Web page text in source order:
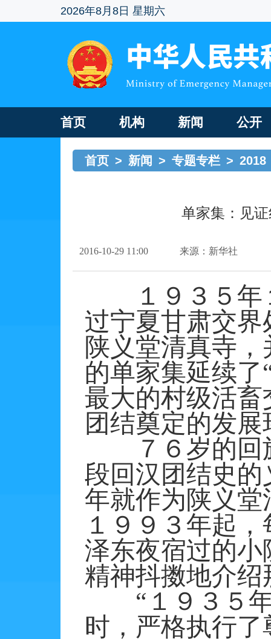
2026年8月8日 星期六
首页 机构 新闻 公开
首页 > 新闻 > 专题专栏 > 2018
单家集：见
2016-10-29 11:00 来源：新华社
１９３５年
过宁夏甘肃交
陕义堂清真寺
的单家集延续
最大的村级活
团结奠定的发展
７６岁的回
段回汉团结史
年就作为陕义
１９９３年起
泽东夜宿过的
精神抖擞地介绍
“１９３５年
时，严格执行